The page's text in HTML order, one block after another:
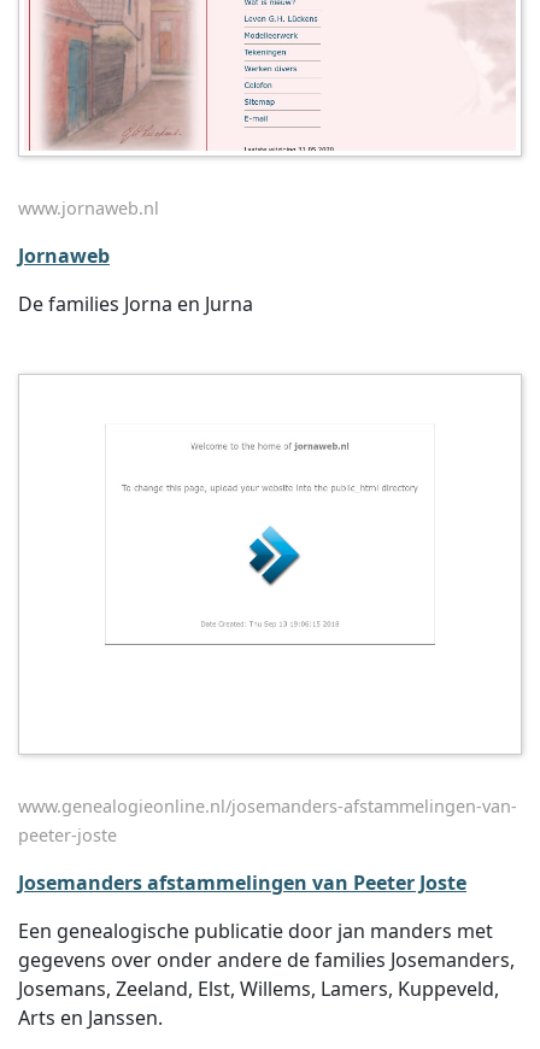
www.jornaweb.nl
Jornaweb
De families Jorna en Jurna
www.genealogieonline.nl/josemanders-afstammelingen-van-
peeter-joste
Josemanders afstammelingen van Peeter Joste
Een genealogische publicatie door jan manders met
gegevens over onder andere de families Josemanders,
Josemans, Zeeland, Elst, Willems, Lamers, Kuppeveld,
Arts en Janssen.